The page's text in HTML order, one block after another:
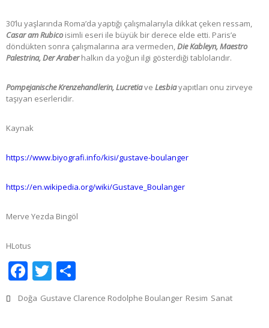
30’lu yaşlarında Roma’da yaptığı çalışmalarıyla dikkat çeken ressam,
Casar am Rubicoisimli eseri ile büyük bir derece elde etti. Paris’e
döndükten sonra çalışmalarına ara vermeden,Die Kableyn, Maestro
Palestrina, Der Araberhalkın da yoğun ilgi gösterdiği tablolarıdır.
Pompejanische Krenzehandlerin, Lucretiave Lesbiayapıtları onu zirveye
taşıyan eserleridir.
Kaynak
https://www.biyografi.info/kisi/gustave-boulanger
https://en.wikipedia.org/wiki/Gustave_Boulanger
Merve Yezda Bingöl
HLotus
Facebook
Twitter
Doğa Gustave Clarence Rodolphe Boulanger Resim Sanat